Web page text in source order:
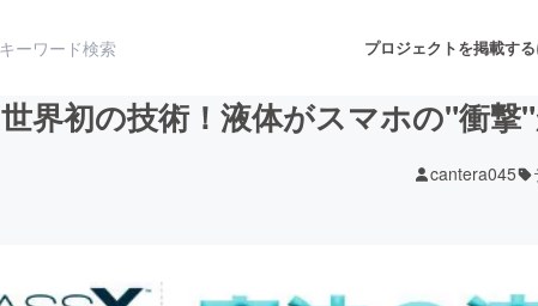
プロジェクトを掲載す
アート・写真 音楽
世界初の技術！液体がスマホの"衝
cantera045